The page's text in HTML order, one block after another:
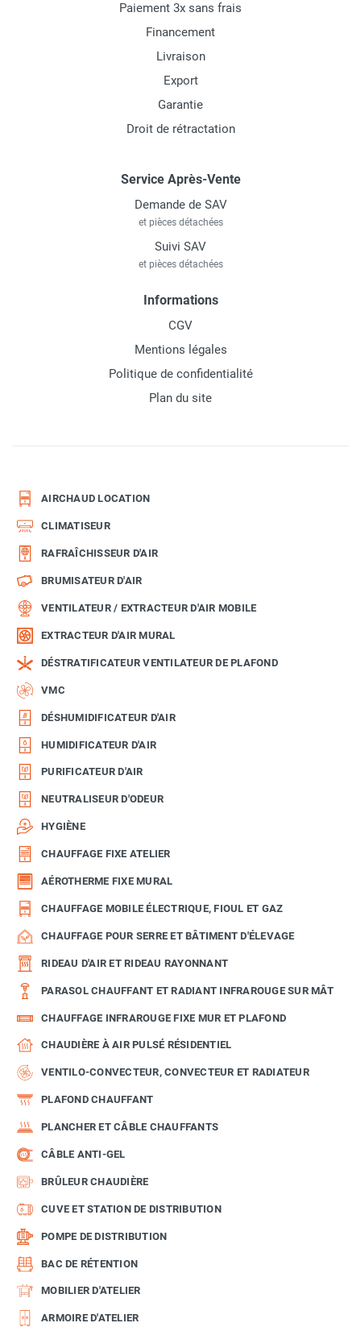
Paiement 3x sans frais
Financement
Livraison
Export
Garantie
Droit de rétractation
Service Après-Vente
Demande de SAV
et pièces détachées
Suivi SAV
et pièces détachées
Informations
CGV
Mentions légales
Politique de confidentialité
Plan du site
AIRCHAUD LOCATION
CLIMATISEUR
RAFRAÎCHISSEUR D'AIR
BRUMISATEUR D'AIR
VENTILATEUR / EXTRACTEUR D'AIR MOBILE
EXTRACTEUR D'AIR MURAL
DÉSTRATIFICATEUR VENTILATEUR DE PLAFOND
VMC
DÉSHUMIDIFICATEUR D'AIR
HUMIDIFICATEUR D'AIR
PURIFICATEUR D'AIR
NEUTRALISEUR D'ODEUR
HYGIÈNE
CHAUFFAGE FIXE ATELIER
AÉROTHERME FIXE MURAL
CHAUFFAGE MOBILE ÉLECTRIQUE, FIOUL ET GAZ
CHAUFFAGE POUR SERRE ET BÂTIMENT D'ÉLEVAGE
RIDEAU D'AIR ET RIDEAU RAYONNANT
PARASOL CHAUFFANT ET RADIANT INFRAROUGE SUR MÂT
CHAUFFAGE INFRAROUGE FIXE MUR ET PLAFOND
CHAUDIÈRE À AIR PULSÉ RÉSIDENTIEL
VENTILO-CONVECTEUR, CONVECTEUR ET RADIATEUR
PLAFOND CHAUFFANT
PLANCHER ET CÂBLE CHAUFFANTS
CÂBLE ANTI-GEL
BRÛLEUR CHAUDIÈRE
CUVE ET STATION DE DISTRIBUTION
POMPE DE DISTRIBUTION
BAC DE RÉTENTION
MOBILIER D'ATELIER
ARMOIRE D'ATELIER